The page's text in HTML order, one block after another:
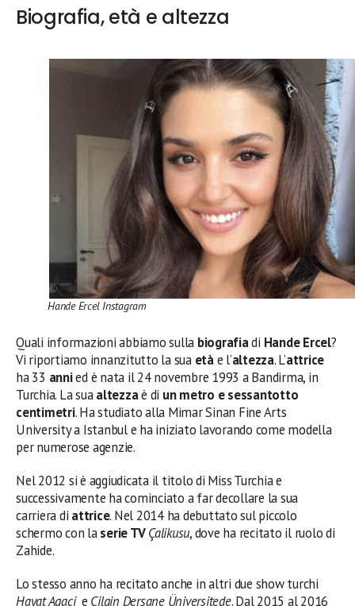
Biografia, età e altezza
Hande Ercel Instagram
Quali informazioni abbiamo sulla biografiadi Hande Ercel?
Vi riportiamo innanzitutto la sua etàe l’altezza. L’attrice
ha 33 annied è nata il 24 novembre 1993 a Bandirma, in
Turchia. La suaaltezzaè di un metro e sessantotto
centimetri. Ha studiato alla Mimar Sinan Fine Arts
University a Istanbul e ha iniziato lavorando come modella
per numerose agenzie.
Nel 2012 si è aggiudicata il titolo di Miss Turchia e
successivamente ha cominciato a far decollare la sua
carriera di attrice. Nel 2014 ha debuttato sul piccolo
schermo con laserie TVÇalikusu, dove ha recitato il ruolo di
Zahide.
Lo stesso anno ha recitato anche in altri due show turchi
Hayat Agaci e Çilgin Dersane Üniversitede. Dal 2015 al 2016